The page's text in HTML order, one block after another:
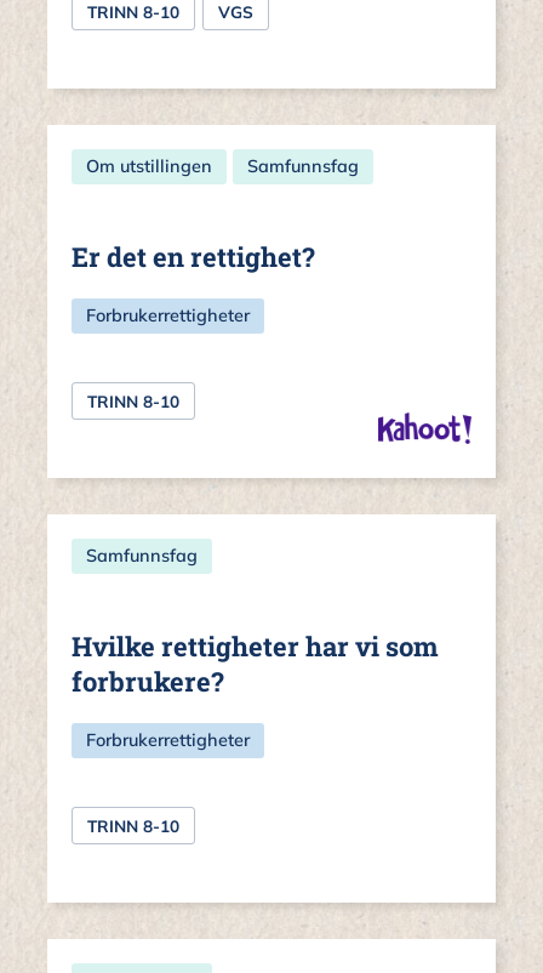
TRINN 8-10 VGS
Om utstillingen Samfunnsfag
Er det en rettighet?
Forbrukerrettigheter
TRINN 8-10
Samfunnsfag
Hvilke rettigheter har vi som
forbrukere?
Forbrukerrettigheter
TRINN 8-10